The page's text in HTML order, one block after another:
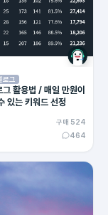
로그
활용법 / 매일 만원이
있는 키워드 선정
구매 524
464